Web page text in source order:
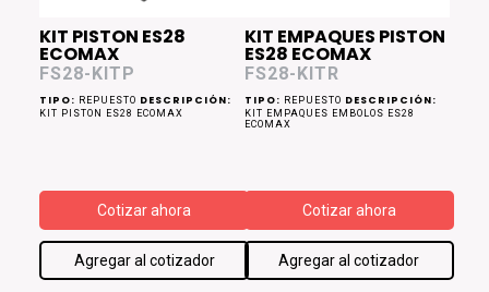
KIT PISTON ES28
ECOMAX
FS28-KITP
TIPO: REPUESTO DESCRIPCIÓN:
KIT PISTON ES28 ECOMAX
Cotizar ahora
Agregar al cotizador
KIT EMPAQUES PISTON
ES28 ECOMAX
FS28-KITR
TIPO: REPUESTO DESCRIPCIÓN:
KIT EMPAQUES EMBOLOS ES28
ECOMAX
Cotizar ahora
Agregar al cotizador